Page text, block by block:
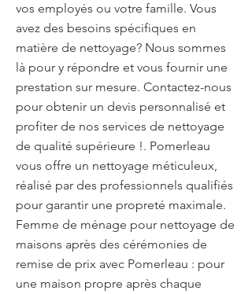
vos employés ou votre famille. Vous
avez des besoins spécifiques en
matière de nettoyage? Nous sommes
là pour y répondre et vous fournir une
prestation sur mesure. Contactez-nous
pour obtenir un devis personnalisé et
profiter de nos services de nettoyage
de qualité supérieure !. Pomerleau
vous offre un nettoyage méticuleux,
réalisé par des professionnels qualifiés
pour garantir une propreté maximale.
Femme de ménage pour nettoyage de
maisons après des cérémonies de
remise de prix avec Pomerleau : pour
une maison propre après chaque